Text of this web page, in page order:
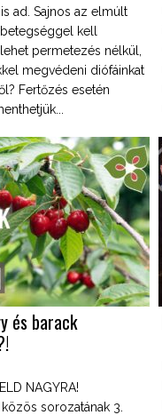
ad. Sajnos az elmúlt
kell
permetezés nélkül,
megvédeni diófáinkat
Fertőzés esetén
és barack
NAGYRA!
sorozatának 3.